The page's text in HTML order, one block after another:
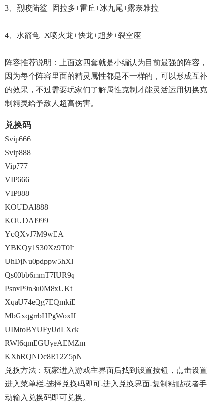
3、烈咬陆鲨+固拉多+雷丘+冰九尾+露奈雅拉
4、水箭龟+X喷火龙+快龙+超梦+裂空座
阵容推荐说明：上面这四套就是小编认为目前最强的阵容，
因为每个阵容里面的精灵属性都是不一样的，可以形成互补
的效果，不过需要玩家们了解属性克制才能灵活运用切换克
制精灵给予敌人超高伤害。
兑换码
Svip666
Svip888
Vip777
VIP666
VIP888
KOUDAI888
KOUDAI999
YcQXvJ7M9wEA
YBKQy1S30Xz9T0It
UhDjNu0pdppw5hXl
Qs00bb6mmT7IUR9q
PsnvP9n3u0M8xUKt
XqaU74eQg7EQmkiE
MbGxqgrrbHPgWoxH
UIMtoBYUFyUdLXck
RWI6qmEGUyeAEMZm
KXhRQNDc8R12Z5pN
兑换方法：玩家进入游戏主界面后找到设置按钮，点击设置
进入菜单栏-选择兑换码即可-进入兑换界面-复制粘贴或者手
动输入兑换码即可兑换。